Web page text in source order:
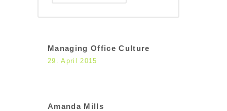
Managing Office Culture
29. April 2015
Amanda Mills